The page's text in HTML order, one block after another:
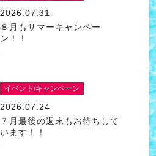
2026.07.31
８月もサマーキャンペー
ン！！
イベント/キャンペーン
2026.07.24
７月最後の週末もお待ちして
います！！